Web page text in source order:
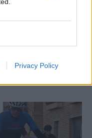
Privacy Policy
d’or de la